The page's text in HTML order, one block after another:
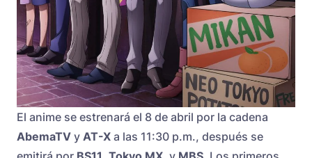
El anime se estrenará el 8 de abril por la cadena
AbemaTV y AT-X a las 11:30 p.m., después se